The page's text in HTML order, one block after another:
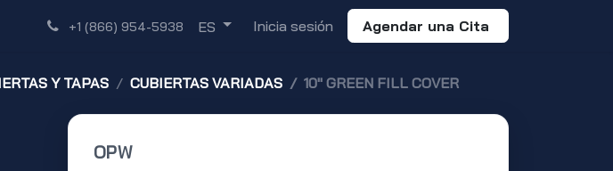
Descubre+1 (866) 954-5938 ES Inicia sesión Agendar una Cita
Y TAPAS CUBIERTAS VARIADAS 10" GREEN FILL COVER
OPW